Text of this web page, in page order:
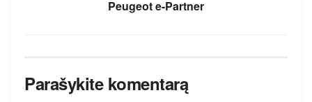
Peugeot e-Partner
Parašykite komentarą